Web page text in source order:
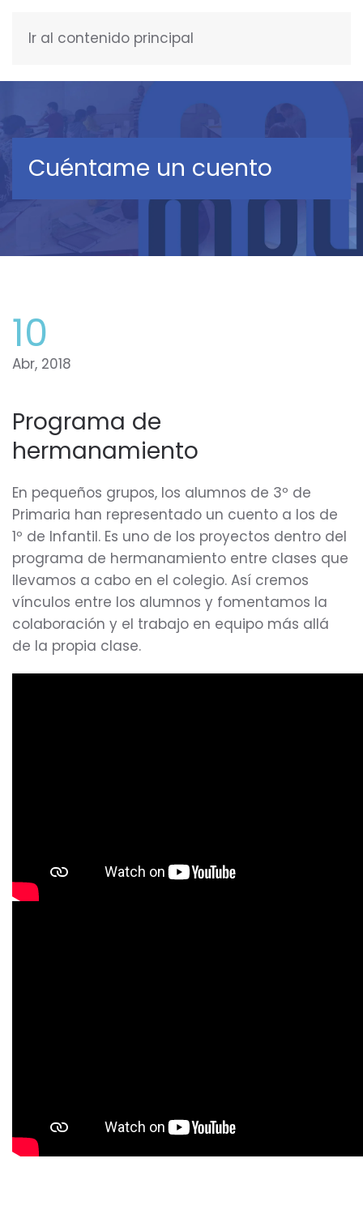
Ir al contenido principal
Cuéntame un cuento
10
Abr, 2018
Programa de
hermanamiento
En pequeños grupos, los alumnos de 3º de
Primaria han representado un cuento a los de
1º de Infantil. Es uno de los proyectos dentro del
programa de hermanamiento entre clases que
llevamos a cabo en el colegio. Así cremos
vínculos entre los alumnos y fomentamos la
colaboración y el trabajo en equipo más allá
de la propia clase.